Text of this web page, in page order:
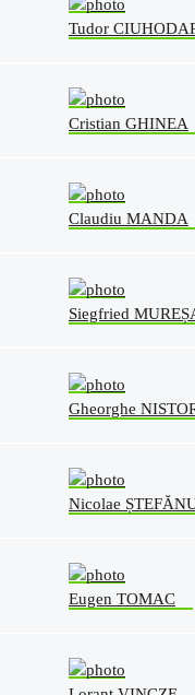
Tudor
Cristian GHINEA
Claudiu MANDA
Siegfried
Gheorghe
Nicolae
Eugen TOMAC